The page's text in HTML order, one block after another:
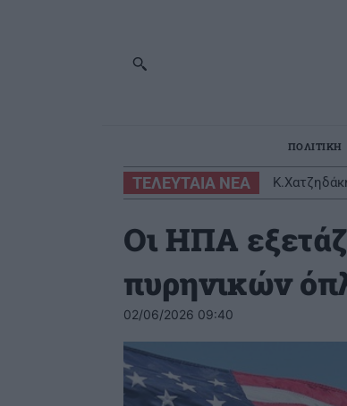
ΠΟΛΙΤΙΚΗ
ΤΕΛΕΥΤΑΙΑ ΝΕΑ
Οι ΗΠΑ
πυρηνικών
02/06/2026 09:40